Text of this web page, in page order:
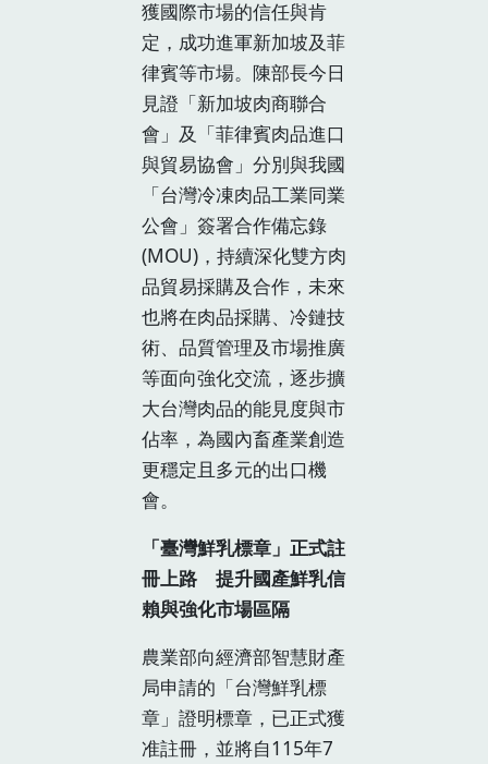
獲國際市場的信任與肯
定，成功進軍新加坡及菲
律賓等市場。陳部長今日
見證「新加坡肉商聯合
會」及「菲律賓肉品進口
與貿易協會」分別與我國
「台灣冷凍肉品工業同業
公會」簽署合作備忘錄
(MOU)，持續深化雙方肉
品貿易採購及合作，未來
也將在肉品採購、冷鏈技
術、品質管理及市場推廣
等面向強化交流，逐步擴
大台灣肉品的能見度與市
佔率，為國內畜產業創造
更穩定且多元的出口機
會。
「臺灣鮮乳標章」正式註
冊上路 提升國產鮮乳信
賴與強化市場區隔
農業部向經濟部智慧財產
局申請的「台灣鮮乳標
章」證明標章，已正式獲
准註冊，並將自115年7